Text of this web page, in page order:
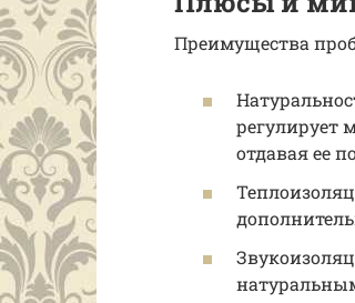
Преимущества
регулирует
отдавая ее